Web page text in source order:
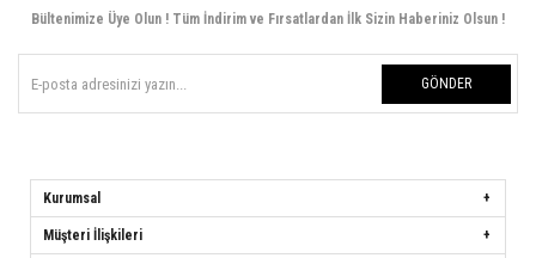
Bültenimize Üye Olun ! Tüm İndirim ve Fırsatlardan İlk Sizin Haberiniz Olsun !
GÖNDER
Kurumsal
Müşteri İlişkileri